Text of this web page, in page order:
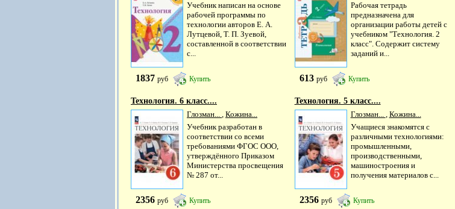
Учебник написан на основе
рабочей программы по
технологии авторов Е. А.
Лутцевой, Т. П. Зуевой,
составленной в соответствии
с...
1837 руб Купить
Рабочая тетрадь
предназначена для
организации работы детей с
учебником "Технология. 2
класс". Содержит систему
заданий и...
613 руб Купить
Технология. 6 класс....
Глозман...
Кожина...
Учебник разработан в
соответствии со всеми
требованиями ФГОС ООО,
утверждённого Приказом
Министерства просвещения
№ 287 от...
2356 руб Купить
Технология. 5 класс....
Глозман...
Кожина...
Учащиеся знакомятся с
различными технологиями:
промышленными,
производственными,
машиностроения и
получения материалов с...
2356 руб Купить